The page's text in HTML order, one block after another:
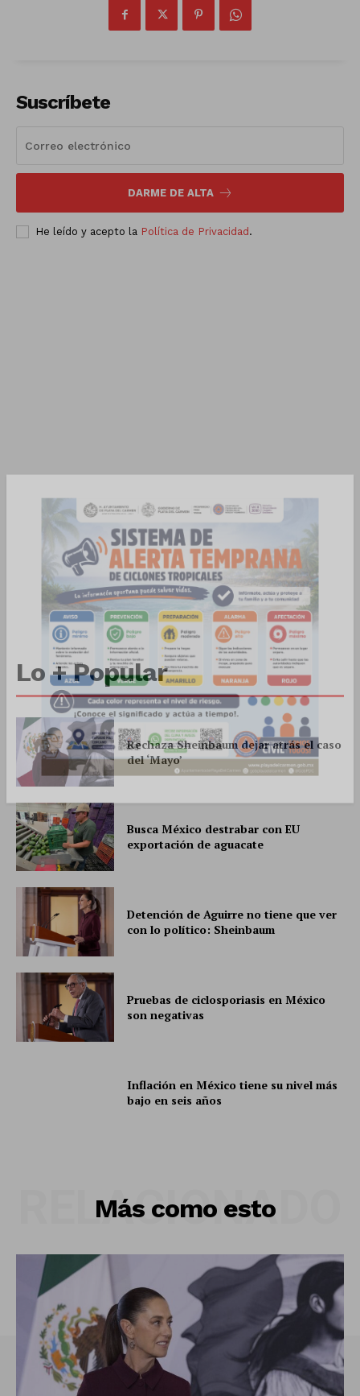
SUSCRÍBETE AHORA
Empresa
Nosotros
Contacto
Política de privacidad
Políticas del Sitio
Información Propietaria / Financiación
Mi cuenta
Suscríbete
DARME DE ALTA
He leído y acepto la Política de Privacidad .
Lo + Popular
Rechaza Sheinbaum dejar atrás el caso
del ‘Mayo’
Busca México destrabar con EU
exportación de aguacate
Detención de Aguirre no tiene que ver
con lo político: Sheinbaum
Pruebas de ciclosporiasis en México
son negativas
Inflación en México tiene su nivel más
bajo en seis años
Más como esto
RELACIONADO